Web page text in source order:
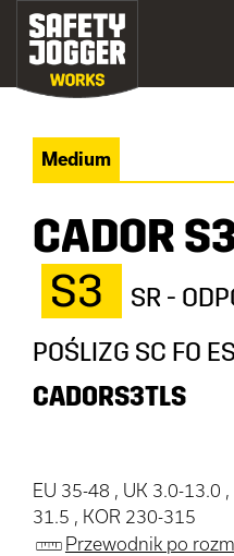
Medium
CADOR
S3
SR -
POŚLIZG SC FO
CADORS3TLS
EU 35-48 , UK 3.0-13.0
31.5 , KOR 230-315
Przewodnik po